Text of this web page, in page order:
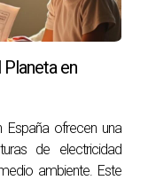
energético,
Santana. ¡No
gratuito ahora
en
España ofrecen una
de electricidad
ambiente. Este